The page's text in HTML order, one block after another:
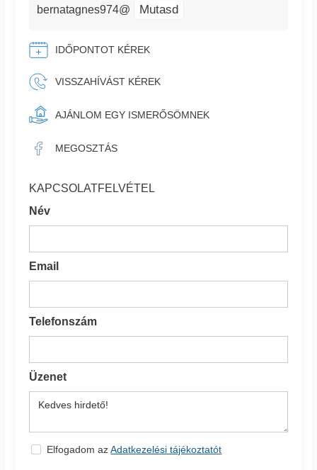
bernatagnes974@ Mutasd
IDŐPONTOT KÉREK
VISSZAHÍVÁST KÉREK
AJÁNLOM EGY ISMERŐSÖMNEK
MEGOSZTÁS
KAPCSOLATFELVÉTEL
Név
Email
Telefonszám
Üzenet
Elfogadom azAdatkezelési tájékoztatót